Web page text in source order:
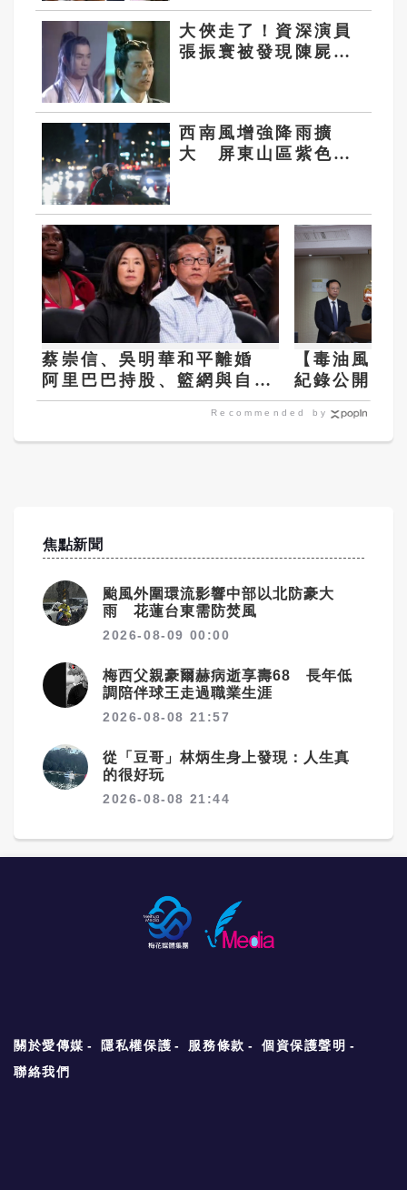
大俠走了！資深演員
張振寰被發現陳屍家
西南風增強降雨擴
大 屏東山區紫色超
蔡崇信、吳明華和平離婚
阿里巴巴持股、籃網與自由
人經營權均不受影響
【毒油風暴
紀錄公開！
匿名」 網
Recommended by
焦點新聞
颱風外圍環流影響中部以北防豪大
雨 花蓮台東需防焚風
2026-08-09 00:00
梅西父親豪爾赫病逝享壽68 長年低
調陪伴球王走過職業生涯
2026-08-08 21:57
從「豆哥」林炳生身上發現：人生真
的很好玩
2026-08-08 21:44
關於愛傳媒 隱私權保護 服務條款
個資保護聲明
聯絡我們